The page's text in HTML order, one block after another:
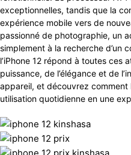
exceptionnelles, tandis que la
expérience mobile vers de
passionné de photographie, un
simplement à la recherche d’un
l’iPhone 12 répond à toutes ces
puissance, de l’élégance et de
appareil, et découvrez comment
utilisation quotidienne en une